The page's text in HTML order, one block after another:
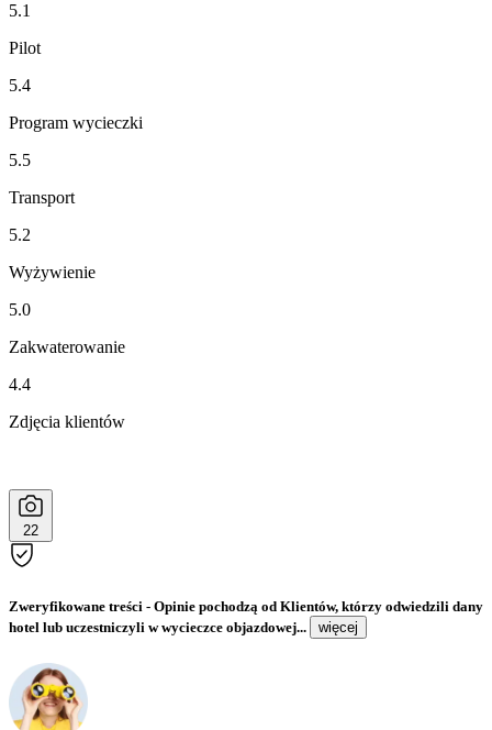
5.1
Pilot
5.4
Program wycieczki
5.5
Transport
5.2
Wyżywienie
5.0
Zakwaterowanie
4.4
Zdjęcia klientów
22
Zweryfikowane treści - Opinie pochodzą od Klientów, którzy odwiedzili dany
hotel lub uczestniczyli w wycieczce objazdowej...
więcej